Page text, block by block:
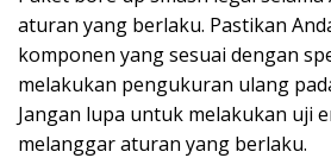
aturan yang berlaku. Pastikan
komponen yang sesuai dengan
melakukan pengukuran ulang
Jangan lupa untuk melakukan uji
melanggar aturan yang berlaku.